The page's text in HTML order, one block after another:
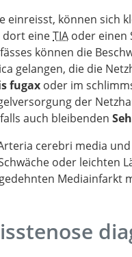
einreisst, können sich
dort eineTIA oder einen
können die
gelangen, die die
fugax oder im
der
auch bleibenden
cerebri media
oder leichten
Mediainfarkt